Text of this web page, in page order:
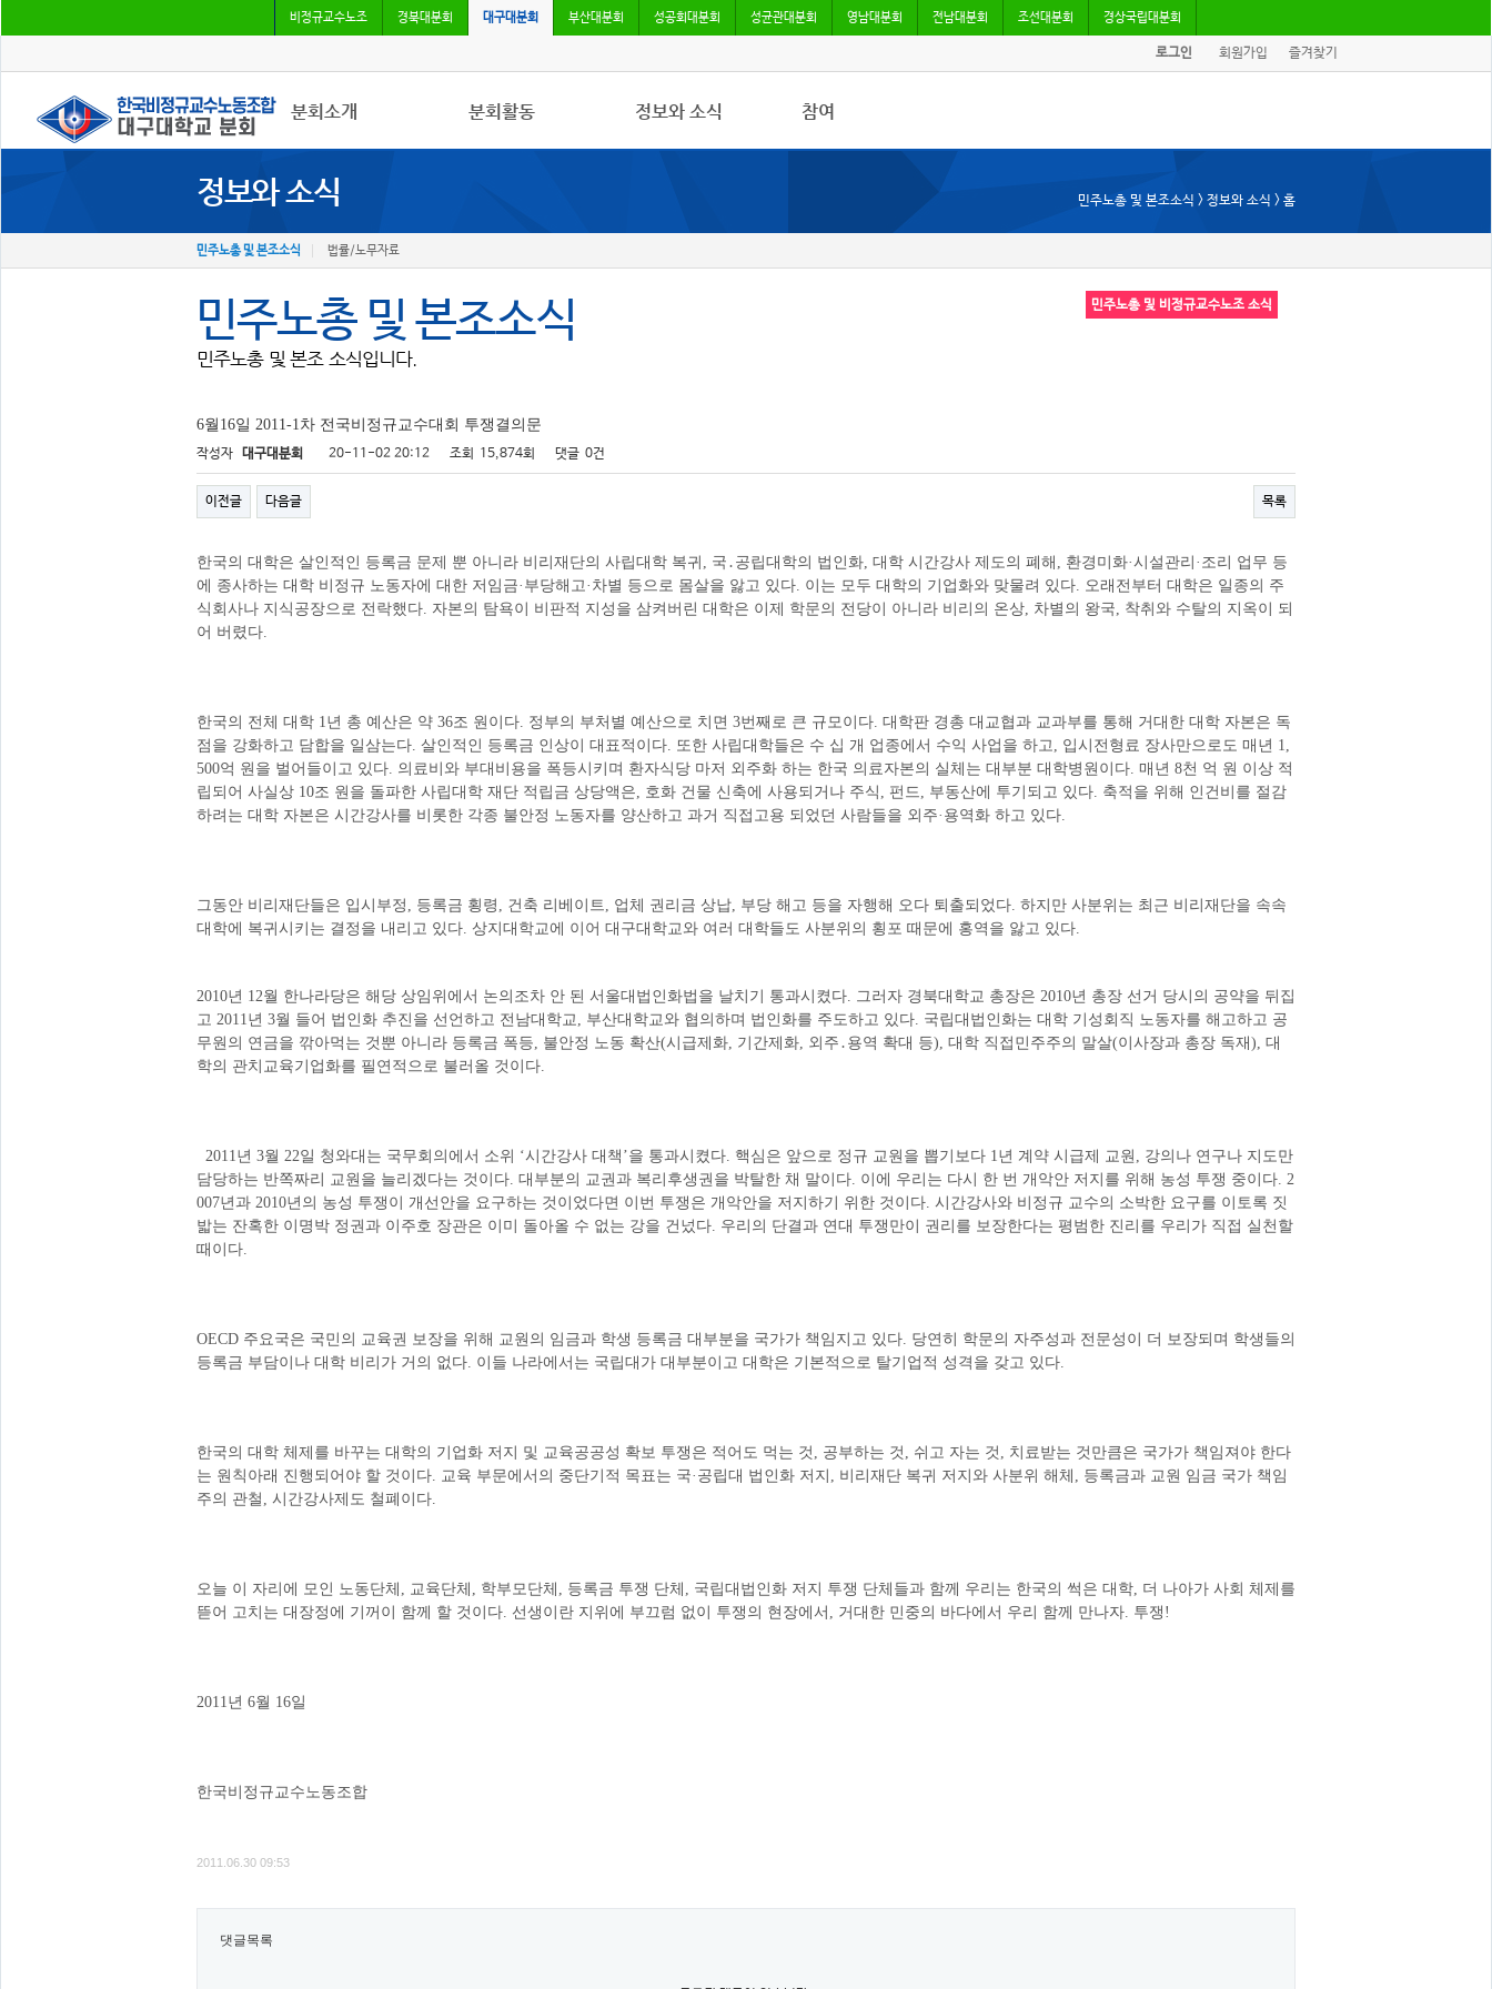
비정규교수노조 경북대분회 대구대분회 부산대분회 성공회대분회 성균관대분회 영남대분회 전남대분회 조선대분회 경상국립대분회
로그인 회원가입 즐겨찾기
분회소개
분회소개
회칙
분회활동 정보와 소식 참여
정보와 소식 민주노총 및 본조소식 > 정보와 소식 > 홈
민주노총 및 본조소식 법률/노무자료
민주노총 및 본조소식
민주노총 및 본조 소식입니다.
민주노총 및 비정규교수노조 소식
6월16일 2011-1차 전국비정규교수대회 투쟁결의문
작성자 대구대분회 20-11-02 20:12 조회 15,874회 댓글 0건
이전글 다음글 목록
한국의 대학은 살인적인 등록금 문제 뿐 아니라 비리재단의 사립대학 복귀, 국․공립대학의 법인화, 대학 시간강사 제도의 폐해, 환경미화·시설관리·조리 업무 등
에 종사하는 대학 비정규 노동자에 대한 저임금·부당해고·차별 등으로 몸살을 앓고 있다. 이는 모두 대학의 기업화와 맞물려 있다. 오래전부터 대학은 일종의 주
식회사나 지식공장으로 전락했다. 자본의 탐욕이 비판적 지성을 삼켜버린 대학은 이제 학문의 전당이 아니라 비리의 온상, 차별의 왕국, 착취와 수탈의 지옥이 되
어 버렸다.
한국의 전체 대학 1년 총 예산은 약 36조 원이다. 정부의 부처별 예산으로 치면 3번째로 큰 규모이다. 대학판 경총 대교협과 교과부를 통해 거대한 대학 자본은 독
점을 강화하고 담합을 일삼는다. 살인적인 등록금 인상이 대표적이다. 또한 사립대학들은 수 십 개 업종에서 수익 사업을 하고, 입시전형료 장사만으로도 매년 1,
500억 원을 벌어들이고 있다. 의료비와 부대비용을 폭등시키며 환자식당 마저 외주화 하는 한국 의료자본의 실체는 대부분 대학병원이다. 매년 8천 억 원 이상 적
립되어 사실상 10조 원을 돌파한 사립대학 재단 적립금 상당액은, 호화 건물 신축에 사용되거나 주식, 펀드, 부동산에 투기되고 있다. 축적을 위해 인건비를 절감
하려는 대학 자본은 시간강사를 비롯한 각종 불안정 노동자를 양산하고 과거 직접고용 되었던 사람들을 외주·용역화 하고 있다.
그동안 비리재단들은 입시부정, 등록금 횡령, 건축 리베이트, 업체 권리금 상납, 부당 해고 등을 자행해 오다 퇴출되었다. 하지만 사분위는 최근 비리재단을 속속
대학에 복귀시키는 결정을 내리고 있다. 상지대학교에 이어 대구대학교와 여러 대학들도 사분위의 횡포 때문에 홍역을 앓고 있다.
2010년 12월 한나라당은 해당 상임위에서 논의조차 안 된 서울대법인화법을 날치기 통과시켰다. 그러자 경북대학교 총장은 2010년 총장 선거 당시의 공약을 뒤집
고 2011년 3월 들어 법인화 추진을 선언하고 전남대학교, 부산대학교와 협의하며 법인화를 주도하고 있다. 국립대법인화는 대학 기성회직 노동자를 해고하고 공
무원의 연금을 깎아먹는 것뿐 아니라 등록금 폭등, 불안정 노동 확산(시급제화, 기간제화, 외주․용역 확대 등), 대학 직접민주주의 말살(이사장과 총장 독재), 대
학의 관치교육기업화를 필연적으로 불러올 것이다.
2011년 3월 22일 청와대는 국무회의에서 소위 ‘시간강사 대책’을 통과시켰다. 핵심은 앞으로 정규 교원을 뽑기보다 1년 계약 시급제 교원, 강의나 연구나 지도만
담당하는 반쪽짜리 교원을 늘리겠다는 것이다. 대부분의 교권과 복리후생권을 박탈한 채 말이다. 이에 우리는 다시 한 번 개악안 저지를 위해 농성 투쟁 중이다. 2
007년과 2010년의 농성 투쟁이 개선안을 요구하는 것이었다면 이번 투쟁은 개악안을 저지하기 위한 것이다. 시간강사와 비정규 교수의 소박한 요구를 이토록 짓
밟는 잔혹한 이명박 정권과 이주호 장관은 이미 돌아올 수 없는 강을 건넜다. 우리의 단결과 연대 투쟁만이 권리를 보장한다는 평범한 진리를 우리가 직접 실천할
때이다.
OECD 주요국은 국민의 교육권 보장을 위해 교원의 임금과 학생 등록금 대부분을 국가가 책임지고 있다. 당연히 학문의 자주성과 전문성이 더 보장되며 학생들의
등록금 부담이나 대학 비리가 거의 없다. 이들 나라에서는 국립대가 대부분이고 대학은 기본적으로 탈기업적 성격을 갖고 있다.
한국의 대학 체제를 바꾸는 대학의 기업화 저지 및 교육공공성 확보 투쟁은 적어도 먹는 것, 공부하는 것, 쉬고 자는 것, 치료받는 것만큼은 국가가 책임져야 한다
는 원칙아래 진행되어야 할 것이다. 교육 부문에서의 중단기적 목표는 국·공립대 법인화 저지, 비리재단 복귀 저지와 사분위 해체, 등록금과 교원 임금 국가 책임
주의 관철, 시간강사제도 철폐이다.
오늘 이 자리에 모인 노동단체, 교육단체, 학부모단체, 등록금 투쟁 단체, 국립대법인화 저지 투쟁 단체들과 함께 우리는 한국의 썩은 대학, 더 나아가 사회 체제를
뜯어 고치는 대장정에 기꺼이 함께 할 것이다. 선생이란 지위에 부끄럼 없이 투쟁의 현장에서, 거대한 민중의 바다에서 우리 함께 만나자. 투쟁!
2011년 6월 16일
한국비정규교수노동조합
2011.06.30 09:53
댓글목록